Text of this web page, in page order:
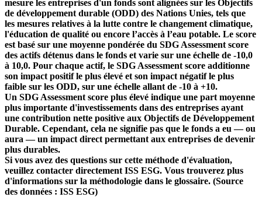
mesure les entreprises d'un fonds sont alignées sur les Objectifs
de développement durable (ODD) des Nations Unies, tels que
les mesures relatives à la lutte contre le changement climatique,
l'éducation de qualité ou encore l’accès à l’eau potable. Le score
est basé sur une moyenne pondérée du SDG Assessment score
des actifs détenus dans le fonds et varie sur une échelle de -10,0
à 10,0. Pour chaque actif, le SDG Assessment score additionne
son impact positif le plus élevé et son impact négatif le plus
faible sur les ODD, sur une échelle allant de -10 à +10.
Un SDG Assessment score plus élevé indique une part moyenne
plus importante d'investissements dans des entreprises ayant
une contribution nette positive aux Objectifs de Développement
Durable. Cependant, cela ne signifie pas que le fonds a eu — ou
aura — un impact direct permettant aux entreprises de devenir
plus durables.
Si vous avez des questions sur cette méthode d'évaluation,
veuillez contacter directement ISS ESG. Vous trouverez plus
d'informations sur la méthodologie dans le glossaire. (Source
des données : ISS ESG)